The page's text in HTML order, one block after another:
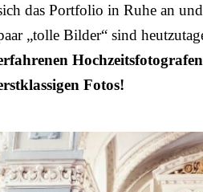
das Portfolio in Ruhe an
„tolle Bilder“ sind
Fotos!